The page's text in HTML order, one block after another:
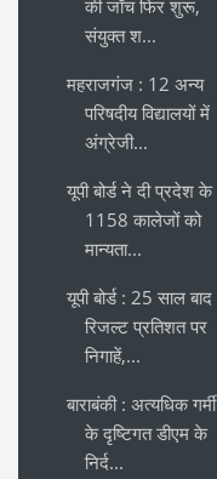
की जाँच फिर शुरू,
संयुक्त श...
महराजगंज : 12 अन्य
परिषदीय विद्यालयों में
अंग्रेजी...
यूपी बोर्ड ने दी प्रदेश के
1158 कालेजों को
मान्यता...
यूपी बोर्ड : 25 साल बाद
रिजल्ट प्रतिशत पर
निगाहें,...
बाराबंकी : अत्यधिक गर्मी
के दृष्टिगत डीएम के
निर्द...